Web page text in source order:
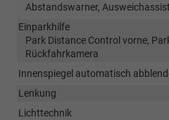
Abstandswarner,
Einparkhilfe
Park Distance Control vorne,
Rückfahrkamera
Innenspiegel automatisch
Lenkung
Lichttechnik